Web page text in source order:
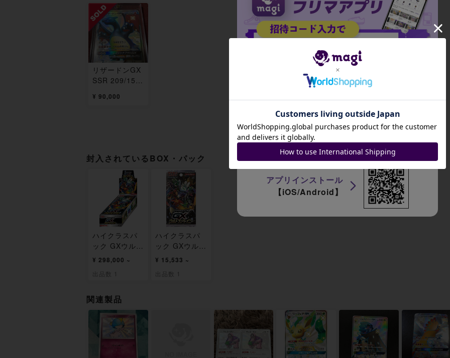
リザードンGX
SSR 209/150
¥ 90,000
封入されているBOX・パック
ハイクラスパ
ック GXウルト
ラシャイニー
¥ 298,000 ~
出品数 1
ハイクラスパ
ック GXウルト
ラシャイニー
¥ 15,533 ~
出品数 1
関連製品
招待コード
JA9XS8
アプリインストール
【iOS/Android】